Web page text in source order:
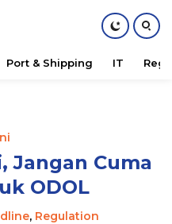
Port & Shipping IT
Jangan Cuma
ODOL
, Regulation